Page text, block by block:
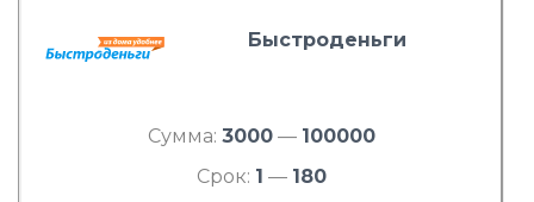
Быстроденьги
Сумма: 3000— 100000
Срок: 1 — 180